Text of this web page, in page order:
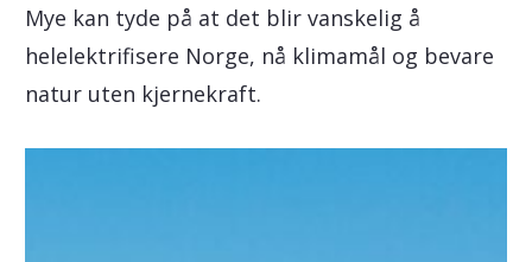
Mye kan tyde på at det blir vanskelig å
helelektrifisere Norge, nå klimamål og bevare
natur uten kjernekraft.